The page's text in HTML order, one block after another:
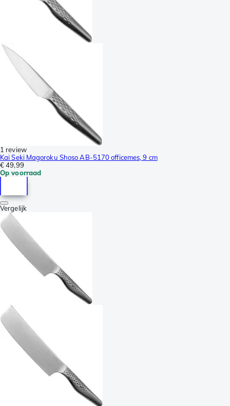
1 review
Kai Seki Magoroku Shoso AB-5170 officemes, 9 cm
€ 49,99
Op voorraad
Vergelijk